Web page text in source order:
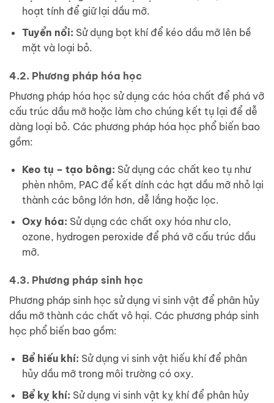
hoạt tính để giữ lại dầu mỡ.
Tuyển nổi: Sử dụng bọt khí để kéo dầu mỡ lên bề
mặt và loại bỏ.
4.2. Phương pháp hóa học
Phương pháp hóa học sử dụng các hóa chất để phá vỡ
cấu trúc dầu mỡ hoặc làm cho chúng kết tụ lại để dễ
dàng loại bỏ. Các phương pháp hóa học phổ biến bao
gồm:
Keo tụ – tạo bông: Sử dụng các chất keo tụ như
phèn nhôm, PAC để kết dính các hạt dầu mỡ nhỏ lại
thành các bông lớn hơn, dễ lắng hoặc lọc.
Oxy hóa: Sử dụng các chất oxy hóa như clo,
ozone, hydrogen peroxide để phá vỡ cấu trúc dầu
mỡ.
4.3. Phương pháp sinh học
Phương pháp sinh học sử dụng vi sinh vật để phân hủy
dầu mỡ thành các chất vô hại. Các phương pháp sinh
học phổ biến bao gồm:
Bể hiếu khí: Sử dụng vi sinh vật hiếu khí để phân
hủy dầu mỡ trong môi trường có oxy.
Bể kỵ khí: Sử dụng vi sinh vật kỵ khí để phân hủy